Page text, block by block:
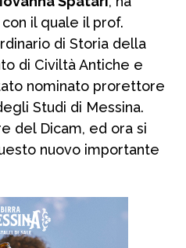
il quale il prof.
di Storia della
di Civiltà Antiche e
nominato prorettore
Studi di Messina.
del Dicam, ed ora si
nuovo importante